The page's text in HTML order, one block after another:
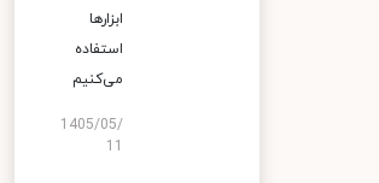
ابزارها
استفاده
می‌کنیم
1405/05/